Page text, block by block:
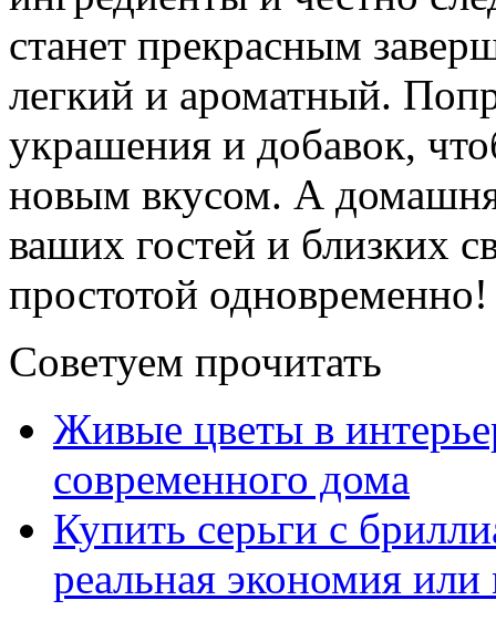
станет прекрасным
легкий и ароматный.
украшения и добавок,
новым вкусом. А
ваших гостей и близких
простотой одновременно!
Советуем прочитать
Живые цветы в
современного дома
Купить серьги с
реальная экономия